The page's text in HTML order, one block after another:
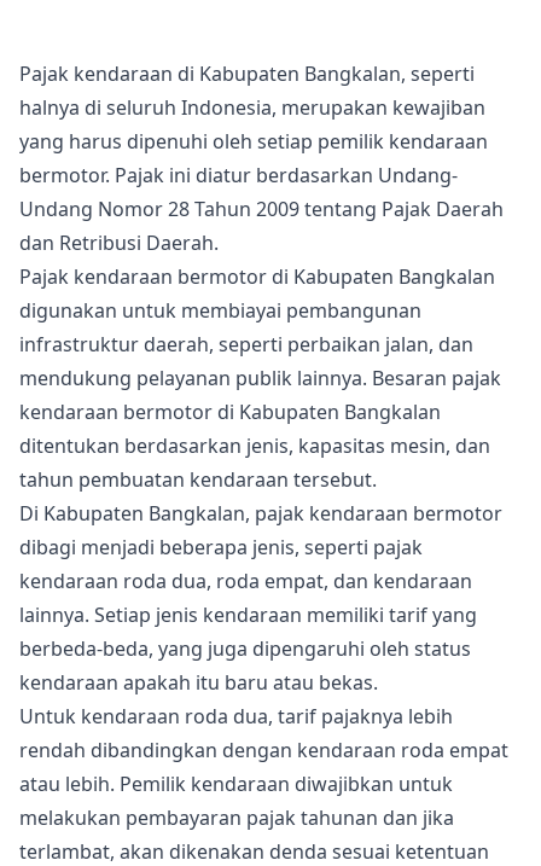
Pajak kendaraan di Kabupaten Bangkalan, seperti
halnya di seluruh Indonesia, merupakan kewajiban
yang harus dipenuhi oleh setiap pemilik kendaraan
bermotor. Pajak ini diatur berdasarkan Undang-
Undang Nomor 28 Tahun 2009 tentang Pajak Daerah
dan Retribusi Daerah.
Pajak kendaraan bermotor di Kabupaten Bangkalan
digunakan untuk membiayai pembangunan
infrastruktur daerah, seperti perbaikan jalan, dan
mendukung pelayanan publik lainnya. Besaran pajak
kendaraan bermotor di Kabupaten Bangkalan
ditentukan berdasarkan jenis, kapasitas mesin, dan
tahun pembuatan kendaraan tersebut.
Di Kabupaten Bangkalan, pajak kendaraan bermotor
dibagi menjadi beberapa jenis, seperti pajak
kendaraan roda dua, roda empat, dan kendaraan
lainnya. Setiap jenis kendaraan memiliki tarif yang
berbeda-beda, yang juga dipengaruhi oleh status
kendaraan apakah itu baru atau bekas.
Untuk kendaraan roda dua, tarif pajaknya lebih
rendah dibandingkan dengan kendaraan roda empat
atau lebih. Pemilik kendaraan diwajibkan untuk
melakukan pembayaran pajak tahunan dan jika
terlambat, akan dikenakan denda sesuai ketentuan